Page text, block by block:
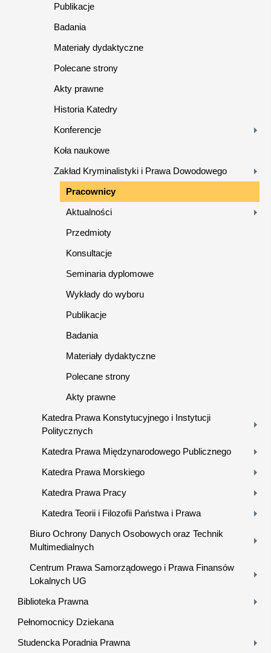
Publikacje
Badania
Materiały dydaktyczne
Polecane strony
Akty prawne
Historia Katedry
Konferencje
Koła naukowe
Zakład Kryminalistyki i Prawa Dowodowego
Pracownicy
Aktualności
Przedmioty
Konsultacje
Seminaria dyplomowe
Wykłady do wyboru
Publikacje
Badania
Materiały dydaktyczne
Polecane strony
Akty prawne
Katedra Prawa Konstytucyjnego i Instytucji
Politycznych
Katedra Prawa Międzynarodowego Publicznego
Katedra Prawa Morskiego
Katedra Prawa Pracy
Katedra Teorii i Filozofii Państwa i Prawa
Biuro Ochrony Danych Osobowych oraz Technik
Multimedialnych
Centrum Prawa Samorządowego i Prawa Finansów
Lokalnych UG
Biblioteka Prawna
Pełnomocnicy Dziekana
Studencka Poradnia Prawna